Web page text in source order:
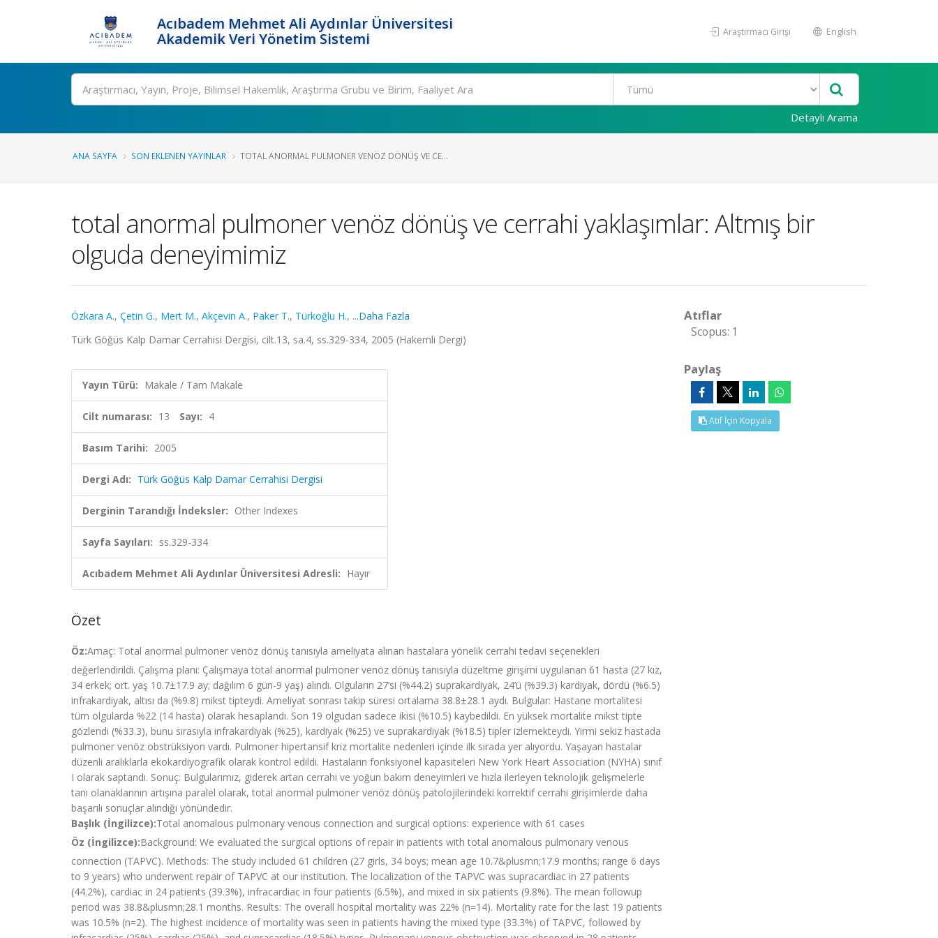
Acıbadem Mehmet Ali Aydınlar Üniversitesi
Akademik Veri Yönetim Sistemi
Araştırmacı Girişi English
Ara
Detaylı Arama
ANA SAYFA SON EKLENEN YAYINLAR TOTAL ANORMAL PULMONER VENÖZ DÖNÜŞ VE CE...
total anormal pulmoner venöz dönüş ve cerrahi yaklaşımlar: Altmış bir
olguda deneyimimiz
Özkara A., Çetin G., Mert M., Akçevin A., Paker T., Türkoğlu H., ...Daha Fazla
Türk Göğüs Kalp Damar Cerrahisi Dergisi, cilt.13, sa.4, ss.329-334, 2005 (Hakemli Dergi)
Yayın Türü: Makale / Tam Makale
Cilt numarası: 13 Sayı: 4
Basım Tarihi: 2005
Dergi Adı: Türk Göğüs Kalp Damar Cerrahisi Dergisi
Derginin Tarandığı İndeksler: Other Indexes
Sayfa Sayıları: ss.329-334
Acıbadem Mehmet Ali Aydınlar Üniversitesi Adresli: Hayır
Özet
Öz:Amaç: Total anormal pulmoner venöz dönüş tanısıyla ameliyata alınan hastalara yönelik cerrahi tedavi seçenekleri
değerlendirildi. Çalışma planı: Çalışmaya total anormal pulmoner venöz dönüş tanısıyla düzeltme girişimi uygulanan 61 hasta (27 kız,
34 erkek; ort. yaş 10.7±17.9 ay; dağılım 6 gün-9 yaş) alındı. Olguların 27’si (%44.2) suprakardiyak, 24’ü (%39.3) kardiyak, dördü (%6.5)
infrakardiyak, altısı da (%9.8) mikst tipteydi. Ameliyat sonrası takip süresi ortalama 38.8±28.1 aydı. Bulgular: Hastane mortalitesi
tüm olgularda %22 (14 hasta) olarak hesaplandı. Son 19 olgudan sadece ikisi (%10.5) kaybedildi. En yüksek mortalite mikst tipte
gözlendi (%33.3), bunu sırasıyla infrakardiyak (%25), kardiyak (%25) ve suprakardiyak (%18.5) tipler izlemekteydi. Yirmi sekiz hastada
pulmoner venöz obstrüksiyon vardı. Pulmoner hipertansif kriz mortalite nedenleri içinde ilk sırada yer alıyordu. Yaşayan hastalar
düzenli aralıklarla ekokardiyografik olarak kontrol edildi. Hastaların fonksiyonel kapasiteleri New York Heart Association (NYHA) sınıf
I olarak saptandı. Sonuç: Bulgularımız, giderek artan cerrahi ve yoğun bakım deneyimleri ve hızla ilerleyen teknolojik gelişmelerle
tanı olanaklarının artışına paralel olarak, total anormal pulmoner venöz dönüş patolojilerindeki korrektif cerrahi girişimlerde daha
başarılı sonuçlar alındığı yönündedir.
Başlık (İngilizce):Total anomalous pulmonary venous connection and surgical options: experience with 61 cases
Öz (İngilizce):Background: We evaluated the surgical options of repair in patients with total anomalous pulmonary venous
connection (TAPVC). Methods: The study included 61 children (27 girls, 34 boys; mean age 10.7&plusmn;17.9 months; range 6 days
to 9 years) who underwent repair of TAPVC at our institution. The localization of the TAPVC was supracardiac in 27 patients
(44.2%), cardiac in 24 patients (39.3%), infracardiac in four patients (6.5%), and mixed in six patients (9.8%). The mean followup
period was 38.8&plusmn;28.1 months. Results: The overall hospital mortality was 22% (n=14). Mortality rate for the last 19 patients
was 10.5% (n=2). The highest incidence of mortality was seen in patients having the mixed type (33.3%) of TAPVC, followed by
Atıflar
Scopus: 1
Paylaş
Atıf İçin Kopyala